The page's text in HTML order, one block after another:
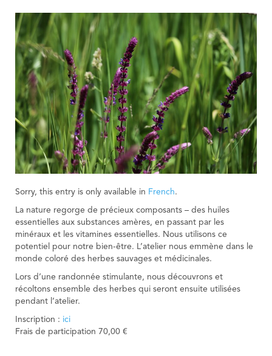
Sorry, this entry is only available in French.
La nature regorge de précieux composants – des huiles
essentielles aux substances amères, en passant par les
minéraux et les vitamines essentielles. Nous utilisons ce
potentiel pour notre bien-être. L’atelier nous emmène dans le
monde coloré des herbes sauvages et médicinales.
Lors d’une randonnée stimulante, nous découvrons et
récoltons ensemble des herbes qui seront ensuite utilisées
pendant l’atelier.
Inscription : ici
Frais de participation 70,00 €